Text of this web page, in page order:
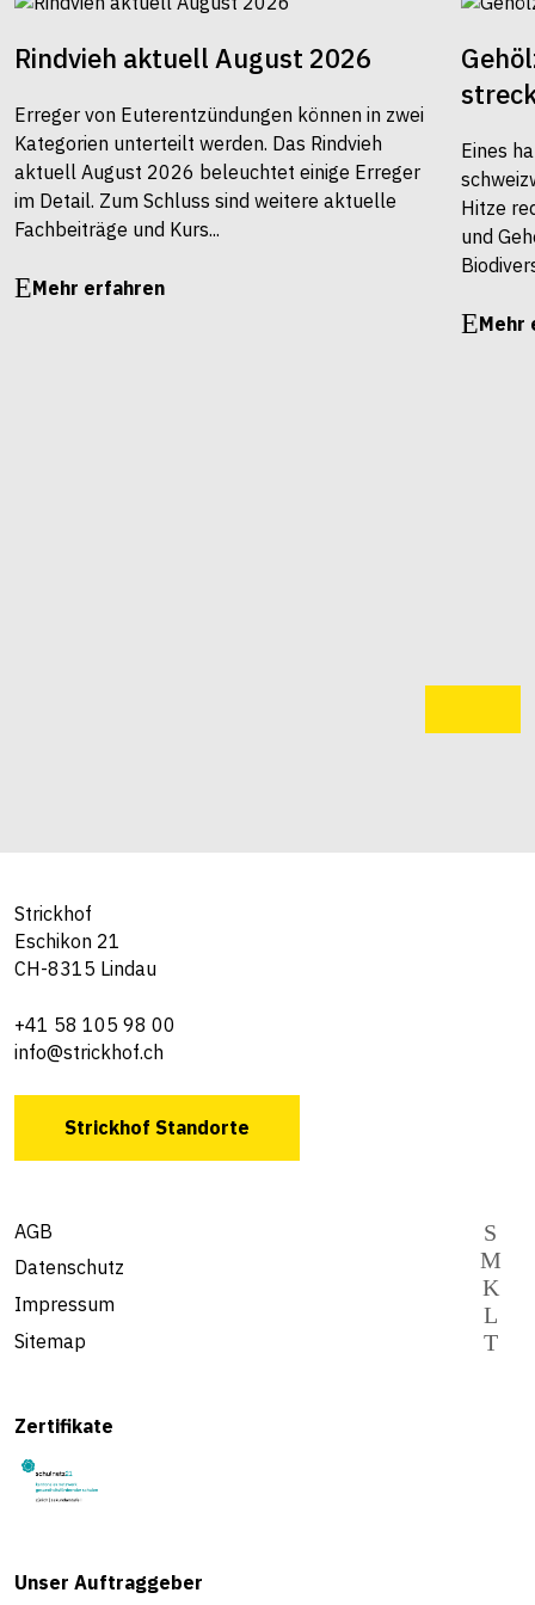
Rindvieh aktuell August 2026
Erreger von Euterentzündungen können in zwei
Kategorien unterteilt werden. Das Rindvieh
aktuell August 2026 beleuchtet einige Erreger
im Detail. Zum Schluss sind weitere aktuelle
Fachbeiträge und Kurs...
Mehr erfahren
Eines
Hitze
und
Mehr
Strickhof
Eschikon 21
CH-8315 Lindau
+41 58 105 98 00
info@strickhof.ch
Strickhof Standorte
AGB
Datenschutz
Impressum
Sitemap
Zertifikate
Unser Auftraggeber